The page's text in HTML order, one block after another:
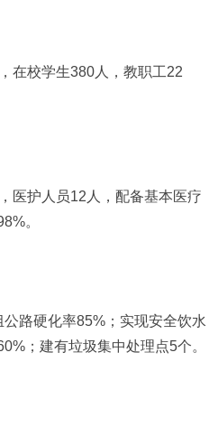
在校学生380人，教职工22
医护人员12人，配备基本医疗
。
路硬化率85%；实现安全饮水
；建有垃圾集中处理点5个。